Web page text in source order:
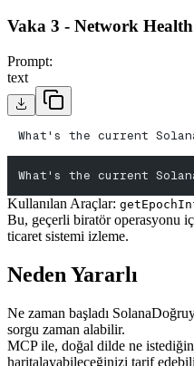
Vaka 3 - Network
Prompt:
text
What's the current
What's the current
Kullanılan Araçlar:
Bu, geçerli biratör operasyonu
ticaret sistemi izleme.
Neden Yararlı
Ne zaman başladı
sorgu zaman alabilir.
MCP ile, doğal dilde ne
haritalayabileceğinizi tarif